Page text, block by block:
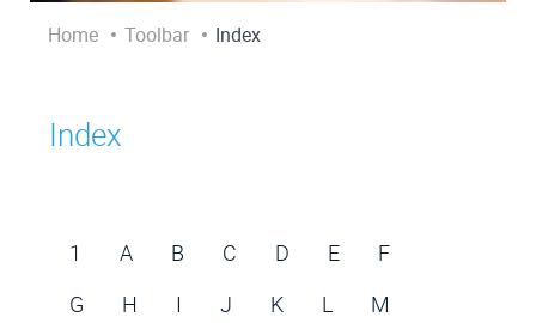
Home Toolbar Index
Index
1 A B C D E
F
G
H I J K L
M